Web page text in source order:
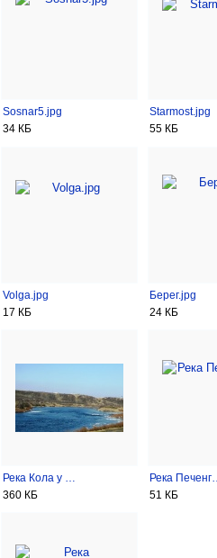
Sosnar5.jpg
34 КБ
Starmost.jpg
55 КБ
Volga.jpg
17 КБ
Берег.jpg
24 КБ
Река Кола у …
360 КБ
Река Печенг…
51 КБ